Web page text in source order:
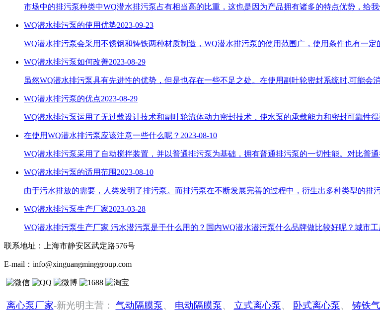
市场中的排污泵种类中WQ潜水排污泵占有相当高的比重，这也是因为产品拥有诸多的特点优势，给
WQ潜水排污泵的使用优势2023-09-23
WQ潜水排污泵会采用不锈钢和铸铁两种材质制造，WQ潜水排污泵的使用范围广，使用条件也有一
WQ潜水排污泵如何改善2023-08-29
虽然WQ潜水排污泵具有先进性的优势，但是也存在一些不足之处。在使用副叶轮密封系统时,可能会
WQ潜水排污泵的优点2023-08-29
WQ潜水排污泵运用了无过载设计技术和副叶轮流体动力密封技术，使水泵的承载能力和密封可靠性
在使用WQ潜水排污泵应该注意一些什么呢？ 2023-08-10
WQ潜水排污泵采用了自动搅拌装置，并以普通排污泵为基础，拥有普通排污泵的一切性能。对比普
WQ潜水排污泵的适用范围 2023-08-10
由于污水排放的需要，人类发明了排污泵。而排污泵在不断发展完善的过程中，衍生出多种类型的排
WQ潜水排污泵生产厂家2023-03-28
WQ潜水排污泵生产厂家 污水潜污泵是干什么用的？国内WQ潜水潜污泵什么品牌做比较好呢？城市
联系地址： 上海市静安区武定路576号
E-mail： info@xinguangminggroup.com
离心泵厂家-新光明主营： 气动隔膜泵、 电动隔膜泵、 立式离心泵、 卧式离心泵、 铸铁